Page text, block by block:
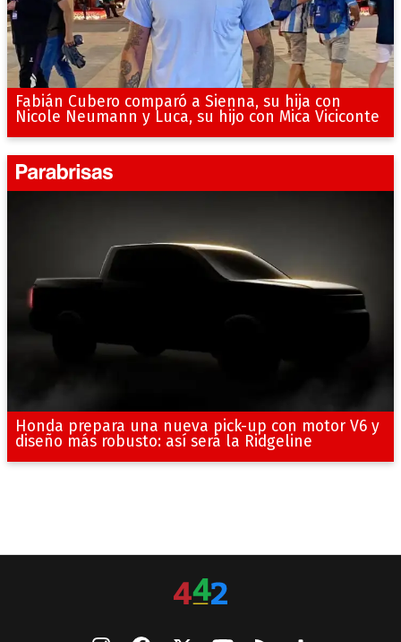
Fabián Cubero comparó a Sienna, su hija con
Nicole Neumann y Luca, su hijo con Mica Viciconte
Honda prepara una nueva pick-up con motor V6 y
diseño más robusto: así será la Ridgeline